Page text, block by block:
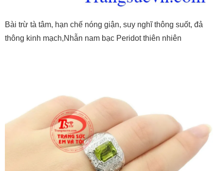
Bài trừ tà tâm, hạn chế nóng giận, suy nghĩ thông suốt, đả
thông kinh mạch,Nhẫn nam bạc Peridot thiên nhiên